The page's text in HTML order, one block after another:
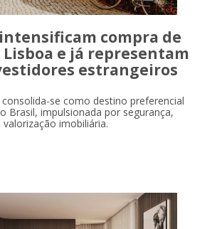
compra de
e já representam
estrangeiros
se como destino preferencial
Brasil, impulsionada por segurança,
imobiliária.